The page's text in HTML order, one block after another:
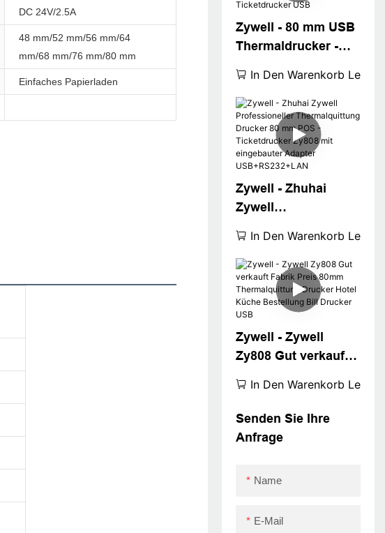
Square Shopify
kompatibel
Zywell - 80 mm USB
Thermaldrucker -
Zy808 Tablette billig
3inch POS Thermal
Ticketdrucker USB
In Den Warenkorb Legen
Zywell - Zhuhai
Zywell
Thermalquittung
Drucker 80 mm POS
-Ticketdrucker
Zy808 mit
eingebauter Adapter
USB+RS232+LAN
In Den Warenkorb Legen
Zywell - Zywell
Zy808 Gut verkauft
Thermalquittung
Drucker Hotel Küche
Bestellung Bill
In Den Warenkorb Legen
Senden Sie Ihre
Anfrage
Name
E-Mail
DC 24V/2.5A
48 mm/52 mm/56 mm/64
mm/68 mm/76 mm/80 mm
Einfaches Papierladen